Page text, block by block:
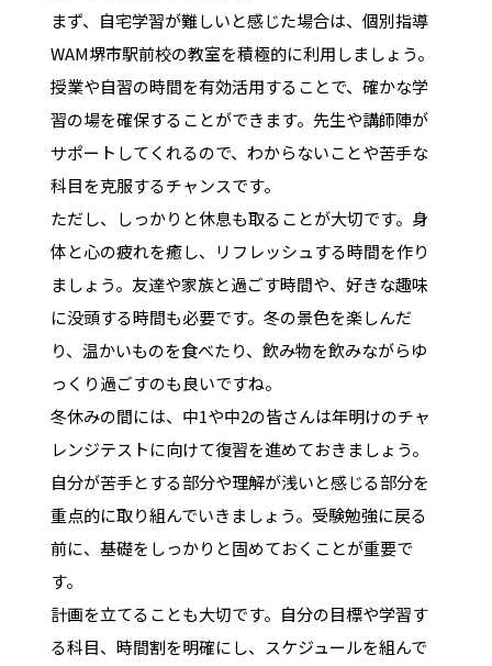
まず、自宅学習が難しいと感じた場合は、個別指導
WAM堺市駅前校の教室を積極的に利用しましょう。
授業や自習の時間を有効活用することで、確かな学
習の場を確保することができます。先生や講師陣が
サポートしてくれるので、わからないことや苦手な
科目を克服するチャンスです。
ただし、しっかりと休息も取ることが大切です。身
体と心の疲れを癒し、リフレッシュする時間を作り
ましょう。友達や家族と過ごす時間や、好きな趣味
に没頭する時間も必要です。冬の景色を楽しんだ
り、温かいものを食べたり、飲み物を飲みながらゆ
っくり過ごすのも良いですね。
冬休みの間には、中1や中2の皆さんは年明けのチャ
レンジテストに向けて復習を進めておきましょう。
自分が苦手とする部分や理解が浅いと感じる部分を
重点的に取り組んでいきましょう。受験勉強に戻る
前に、基礎をしっかりと固めておくことが重要で
す。
計画を立てることも大切です。自分の目標や学習す
る科目、時間割を明確にし、スケジュールを組んで